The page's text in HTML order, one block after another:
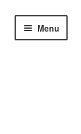
Menu